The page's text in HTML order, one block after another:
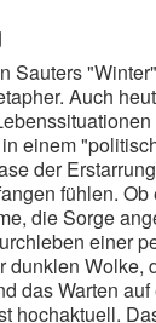
Sauters
Auch
einem
der
fühlen. Ob
die Sorge
einer
dunklen Wolke,
das Warten
hochaktuell.